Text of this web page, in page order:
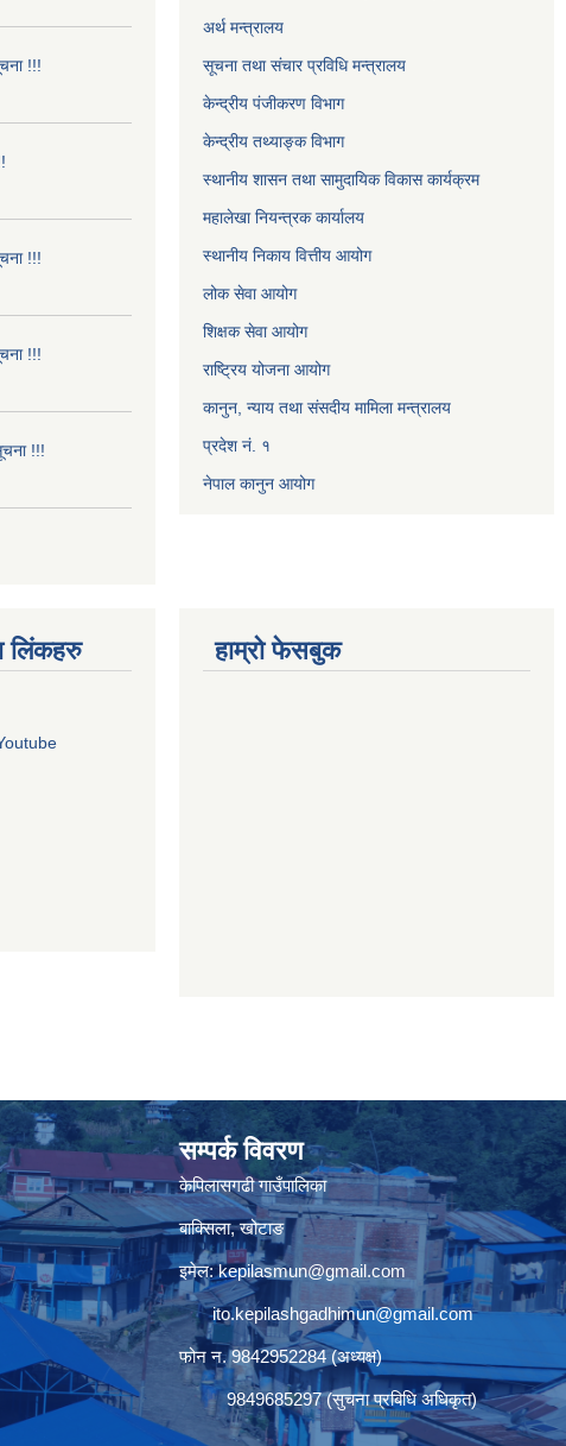
!!!
!!!
!!!
!!!
अर्थ मन्त्रालय
सूचना तथा संचार प्रविधि मन्त्रालय
केन्द्रीय पंजीकरण विभाग
केन्द्रीय तथ्याङ्क विभाग
स्थानीय शासन तथा सामुदायिक विकास कार्यक्रम
महालेखा नियन्त्रक कार्यालय
स्थानीय निकाय वित्तीय आयोग
लोक सेवा आयोग
शिक्षक सेवा आयोग
राष्ट्रिय योजना आयोग
कानुन, न्याय तथा संसदीय मामिला मन्त्रालय
प्रदेश नं. १
नेपाल कानुन आयोग
लिंकहरु हाम्रो फेसबुक
सम्पर्क विवरण
केपिलासगढी गाउँपालिका
बाक्सिला, खोटाङ
इमेल:kepilasmun@gmail.com
ito.kepilashgadhimun@gmail.com
फोन न. 9842952284 (अध्यक्ष)
9849685297 (सुचना प्रबिधि अधिकृत)